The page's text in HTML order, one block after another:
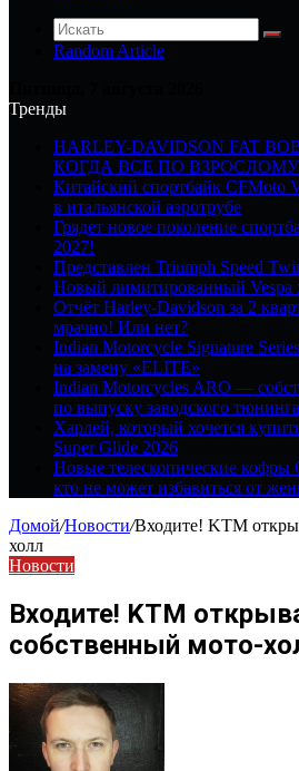
Random Article
Тренды
HARLEY-DAVIDSON FAT
КОГДА ВСЕ ПО ВЗРОСЛОМУ! |
Китайский спортбайк CFMoto
в итальянской аэротрубе
Грядет новое поколение
2027!
Представлен Triumph Speed
Новый лимитированный Vespa
Отчёт Harley-Davidson за 2
мрачно! Или нет?
Indian Motorcycle Signature
на замену «ELITE»
Indian Motorcycles ARO —
по выпуску заводского тюнинга
Харлей, который хочется
Super Glide 2026
Новые телескопические
кто не может избавиться от
Домой/Новости/Входите! KTM
холл
Новости
Входите! KTM
собственный мото-